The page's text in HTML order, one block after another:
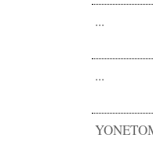
...
...